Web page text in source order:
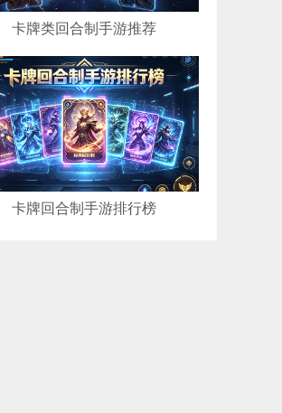
卡牌类回合制手游推荐
卡牌回合制手游排行榜